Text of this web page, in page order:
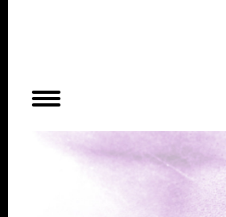
Alles